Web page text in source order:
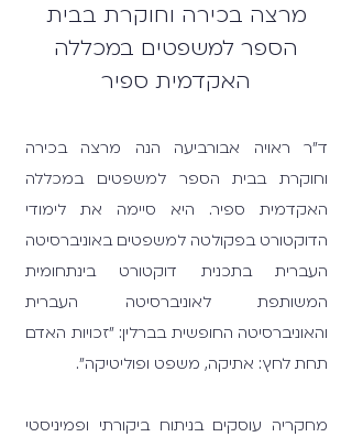
מרצה בכירה וחוקרת בבית
הספר למשפטים במכללה
האקדמית ספיר
ד"ר ראויה אבורביעה הנה מרצה בכירה
וחוקרת בבית הספר למשפטים במכללה
האקדמית ספיר. היא סיימה את לימודי
הדוקטורט בפקולטה למשפטים באוניברסיטה
העברית בתכנית דוקטורט בינתחומית
המשותפת לאוניברסיטה העברית
והאוניברסיטה החופשית בברלין: "זכויות האדם
תחת לחץ: אתיקה, משפט ופוליטיקה".
מחקריה עוסקים בניתוח ביקורתי ופמיניסטי